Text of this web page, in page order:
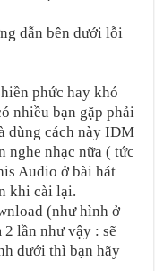
dẫn bên dưới lỗi
phức hay khó
nhiều bạn gặp phải
dùng cách này IDM
nghe nhạc nữa ( tức
Audio ở bài hát
khi cài lại.
(như hình ở
lần như vậy : sẽ
dưới thì bạn hãy